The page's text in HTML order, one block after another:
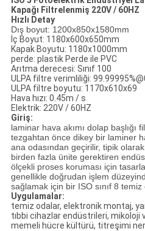
Kapağı Filtrelenmiş 220V / 60HZ
Hızlı Detay
Dış boyut: 1200x850x1580mm
İç Boyut: 1180x600x650mm
Kapak Boyutu: 1180x1000mm
perde: plastik Perde ile PVC
Arıtma derecesi: Sınıf 100
ULPA filtre verimliliği:
ULPA filtre boyutu: 1170x610x69
Hava hızı: 0.45m / s
Elektrik: 220V / 60HZ
Giriş:
laminar hava akımı dolap başlığı
tezgahtan önce dikey bir laminer
ana odasından geçirilir, tipik
birden fazla ünite gerektiren
ölçekli proses koruması için
genellikle doğrudan işlem
sağlamak için bir ISO sınıf 8
Uygulamalar:
temiz odalar, elektronik montaj,
tıbbi cihazlar endüstrileri, mikoloji
memeli hücre kültürü, titreşimi